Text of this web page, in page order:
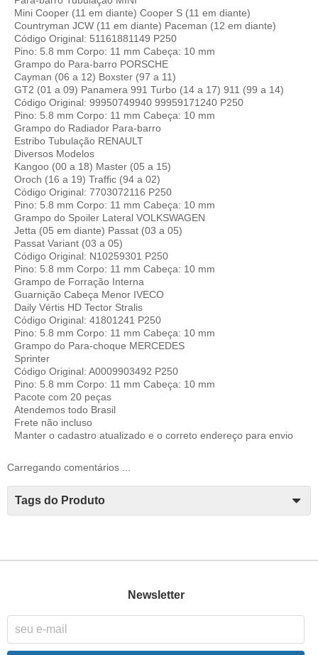
Mini Cooper (11 em diante) Cooper S (11 em diante)
Countryman JCW (11 em diante) Paceman (12 em diante)
Código Original: 51161881149 P250
Pino: 5.8 mm Corpo: 11 mm Cabeça: 10 mm
Grampo do Para-barro PORSCHE
Cayman (06 a 12) Boxster (97 a 11)
GT2 (01 a 09) Panamera 991 Turbo (14 a 17) 911 (99 a 14)
Código Original: 99950749940 99959171240 P250
Pino: 5.8 mm Corpo: 11 mm Cabeça: 10 mm
Grampo do Radiador Para-barro
Estribo Tubulação RENAULT
Diversos Modelos
Kangoo (00 a 18) Master (05 a 15)
Oroch (16 a 19) Traffic (94 a 02)
Código Original: 7703072116 P250
Pino: 5.8 mm Corpo: 11 mm Cabeça: 10 mm
Grampo do Spoiler Lateral VOLKSWAGEN
Jetta (05 em diante) Passat (03 a 05)
Passat Variant (03 a 05)
Código Original: N10259301 P250
Pino: 5.8 mm Corpo: 11 mm Cabeça: 10 mm
Grampo de Forração Interna
Guarnição Cabeça Menor IVECO
Daily Vértis HD Tector Stralis
Código Original: 41801241 P250
Pino: 5.8 mm Corpo: 11 mm Cabeça: 10 mm
Grampo do Para-choque MERCEDES
Sprinter
Código Original: A0009903492 P250
Pino: 5.8 mm Corpo: 11 mm Cabeça: 10 mm
Pacote com 20 peças
Atendemos todo Brasil
Frete não incluso
Manter o cadastro atualizado e o correto endereço para envio
Carregando comentários ...
Tags do Produto
Newsletter